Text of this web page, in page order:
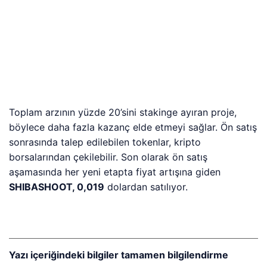
Toplam arzının yüzde 20’sini stakinge ayıran proje,
böylece daha fazla kazanç elde etmeyi sağlar. Ön satış
sonrasında talep edilebilen tokenlar, kripto
borsalarından çekilebilir. Son olarak ön satış
aşamasında her yeni etapta fiyat artışına giden
SHIBASHOOT, 0,019 dolardan satılıyor.
Yazı içeriğindeki bilgiler tamamen bilgilendirme